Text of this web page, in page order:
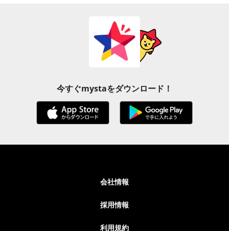
今すぐmystaをダウンロード！
会社情報
採用情報
利用規約